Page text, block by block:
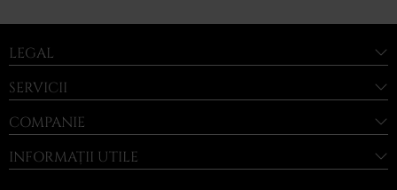
LEGAL
SERVICII
COMPANIE
INFORMAȚII UTILE